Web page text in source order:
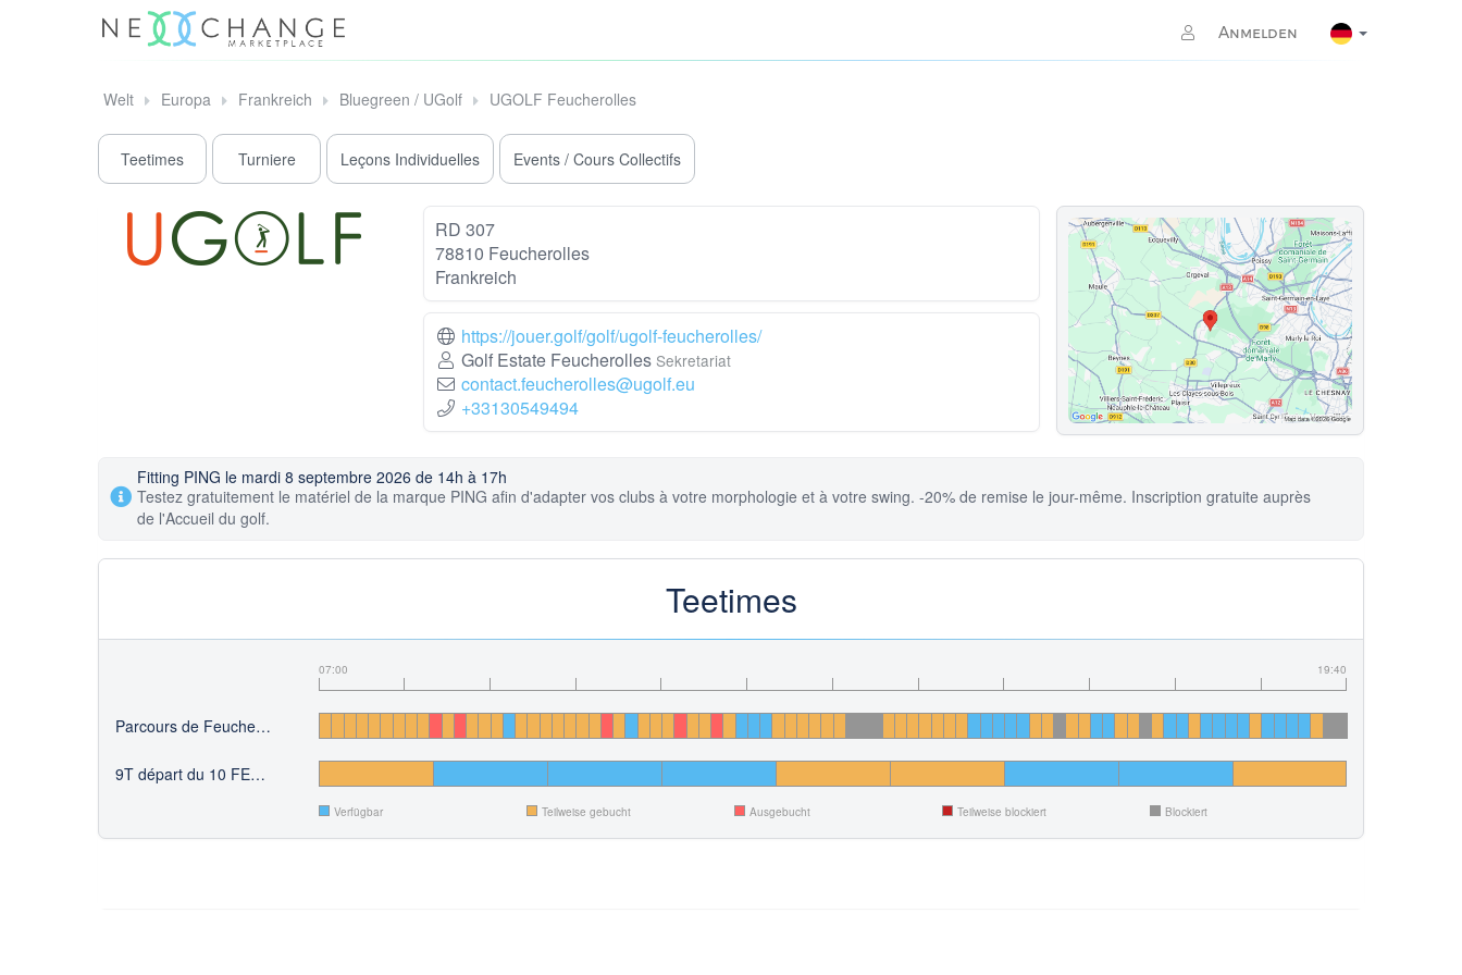
Anmelden
Welt Europa Frankreich Bluegreen / UGolf UGOLF Feucherolles
Teetimes Turniere Leçons Individuelles Events / Cours Collectifs
RD 307
78810 Feucherolles
Frankreich
https://jouer.golf/golf/ugolf-feucherolles/
Golf Estate Feucherolles Sekretariat
contact.feucherolles@ugolf.eu
+33130549494
Fitting PING le mardi 8 septembre 2026 de 14h à 17h
Testez gratuitement le matériel de la marque PING afin d'adapter vos clubs à votre morphologie et à votre swing. -20% de remise le jour-même. Inscription gratuite auprès
de l'Accueil du golf.
Teetimes
07:00 19:40
Parcours de Feucherolles
9T départ du 10 FEUCHEROLLES
Verfügbar Teilweise gebucht Ausgebucht Teilweise blockiert Blockiert